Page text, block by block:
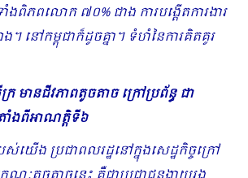
ពិភពលោក ៧០% ជាង ការបង្តើតការងារ
។ នៅកម្ពុជាក៏ដូចគ្នា។ ទំហំនៃការគិតគូរ
រ មានជីវភាពតូចតាច ក្រៅប្រព័ន្ធ ជា
ងពីអាណត្តិទី៦
ើង ប្រជាពលរដ្ឋនៅក្នុងសេដ្ឋកិច្ចក្រៅ